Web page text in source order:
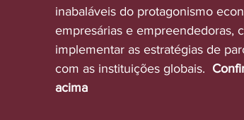
inabaláveis do protagonismo
empresárias e empreendedoras,
implementar as estratégias de
com as instituições globais.
acima